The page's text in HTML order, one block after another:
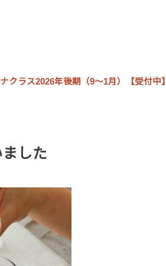
クラス2026年後期（9～1月）【受付中】
した